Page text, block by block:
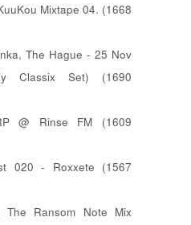
Mixtape 04. (1668
The Hague - 25 Nov
Classix Set) (1690
@ Rinse FM (1609
020 - Roxxete (1567
The Ransom Note Mix